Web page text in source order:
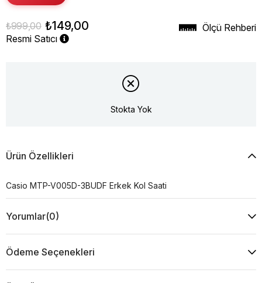
₺999,00 ₺149,00
Resmi Satıcı
Ölçü Rehberi
Stokta Yok
Ürün Özellikleri
Casio MTP-V005D-3BUDF Erkek Kol Saati
Yorumlar(0)
Ödeme Seçenekleri